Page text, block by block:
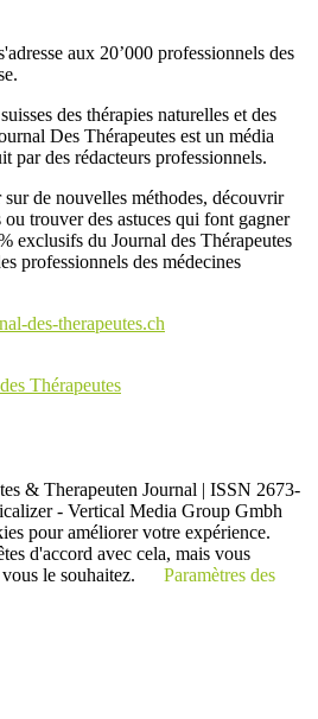
aux 20’000 professionnels des
des thérapies naturelles et des
Des Thérapeutes est un média
par des rédacteurs professionnels.
de nouvelles méthodes, découvrir
trouver des astuces qui font gagner
exclusifs du Journal des Thérapeutes
professionnels des médecines
des-therapeutes.ch
Thérapeutes
& Therapeuten Journal | ISSN 2673-
- Vertical Media Group Gmbh
pour améliorer votre expérience.
d'accord avec cela, mais vous
le souhaitez.
Paramètres des